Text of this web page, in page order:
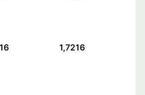
1,7216